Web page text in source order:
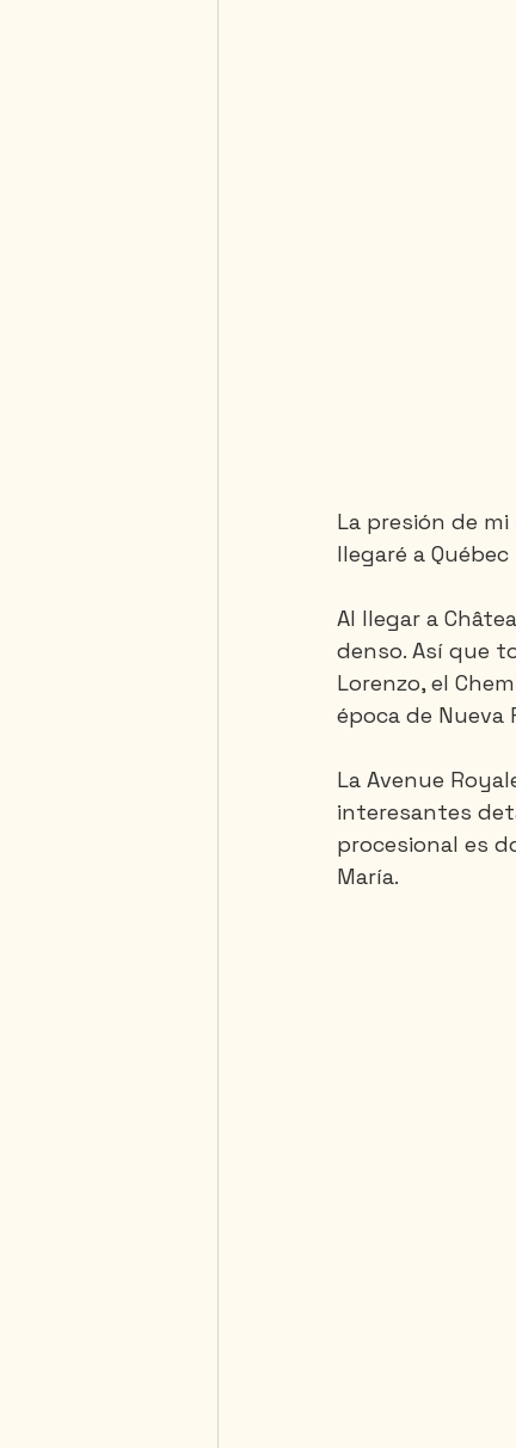
La presión de
llegaré a
Al llegar a
denso. Así que
Lorenzo, el
época de Nueva
La Avenue
interesantes
procesional es
María.